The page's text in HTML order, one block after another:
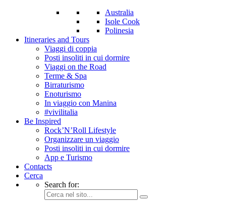
Australia
Isole Cook
Polinesia
Itineraries and Tours
Viaggi di coppia
Posti insoliti in cui dormire
Viaggi on the Road
Terme & Spa
Birraturismo
Enoturismo
In viaggio con Manina
#vivilitalia
Be Inspired
Rock’N’Roll Lifestyle
Organizzare un viaggio
Posti insoliti in cui dormire
App e Turismo
Contacts
Cerca
Search for: